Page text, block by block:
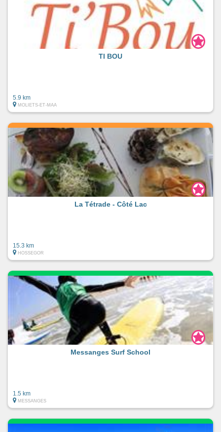
TI BOU
5.9 km
MOLIETS-ET-MAA
La Tétrade - Côté Lac
15.3 km
HOSSEGOR
Messanges Surf School
1.5 km
MESSANGES